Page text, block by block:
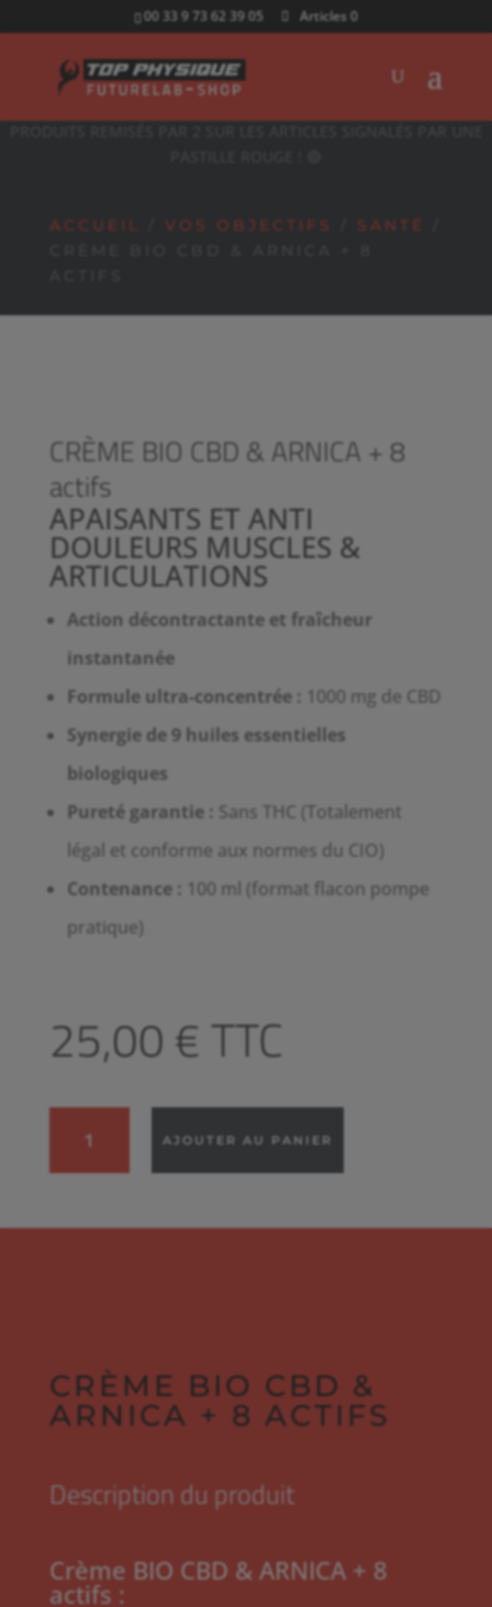
00 33 9 73 62 39 05 Articles 0
ACCUEIL VOS OBJECTIFS SANTÉ
CRÈME BIO CBD & ARNICA + 8
actifs
APAISANTS ET ANTI
DOULEURS MUSCLES &
ARTICULATIONS
Action décontractante et fraîcheur
instantanée
Formule ultra-concentrée : 1000 mg de CBD
Synergie de 9 huiles essentielles
biologiques
Pureté garantie : Sans THC (Totalement
légal et conforme aux normes du CIO)
Contenance : 100 ml (format flacon pompe
pratique)
25,00€ TTC
CRÈME
AJOUTER AU PANIER
CRÈME BIO CBD &
ARNICA + 8 ACTIFS
Description du produit
Crème BIO CBD & ARNICA + 8
actifs :